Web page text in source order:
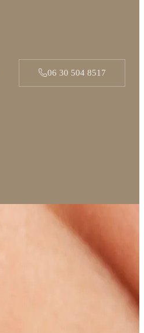
06 30 504 8517